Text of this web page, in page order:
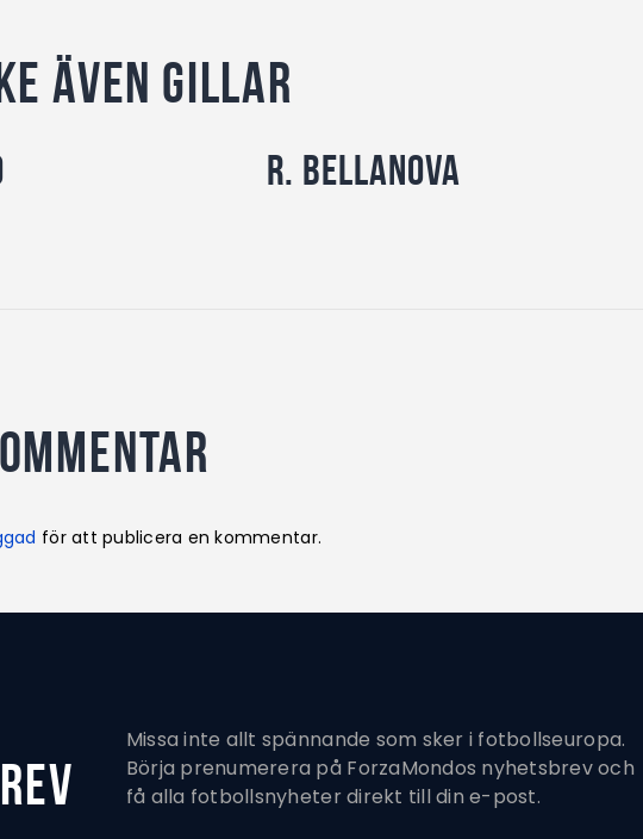
även gillar
R. Bellanova
för att publicera en kommentar.
Missa inte allt spännande som sker i fotbollseuropa.
Börja prenumerera på ForzaMondos nyhetsbrev och
få alla fotbollsnyheter direkt till din e-post.